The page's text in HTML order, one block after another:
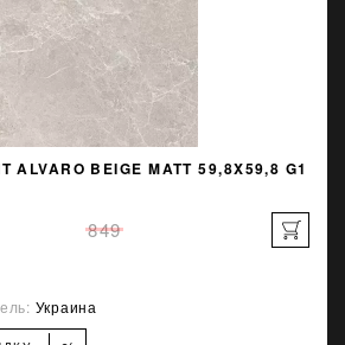
ALVARO BEIGE MATT 59,8X59,8 G1
849
Украина